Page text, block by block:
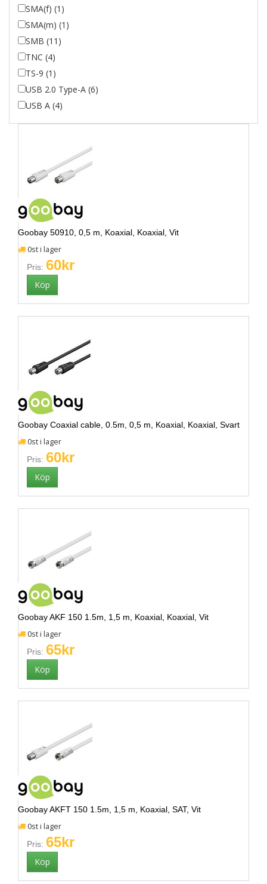
SMA(f) (1)
SMA(m) (1)
SMB (11)
TNC (4)
TS-9 (1)
USB 2.0 Type-A (6)
USB A (4)
Goobay 50910, 0,5 m, Koaxial, Koaxial, Vit
0st i lager
Pris: 60kr
Goobay Coaxial cable, 0.5m, 0,5 m, Koaxial, Koaxial, Svart
0st i lager
Pris: 60kr
Goobay AKF 150 1.5m, 1,5 m, Koaxial, Koaxial, Vit
0st i lager
Pris: 65kr
Goobay AKFT 150 1.5m, 1,5 m, Koaxial, SAT, Vit
0st i lager
Pris: 65kr